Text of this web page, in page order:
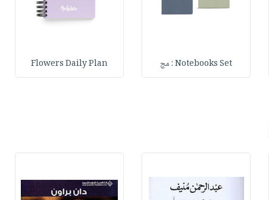
Notebooks Set : مج Flowers Daily Plan